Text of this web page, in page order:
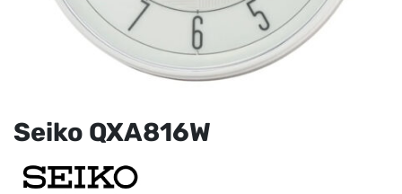
Seiko QXA816W